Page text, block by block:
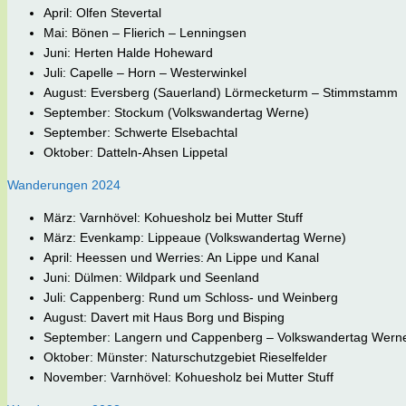
April: Olfen Stevertal
Mai: Bönen – Flierich – Lenningsen
Juni: Herten Halde Hoheward
Juli: Capelle – Horn – Westerwinkel
August: Eversberg (Sauerland) Lörmecketurm – Stimmstamm
September: Stockum (Volkswandertag Werne)
September: Schwerte Elsebachtal
Oktober: Datteln-Ahsen Lippetal
Wanderungen 2024
März: Varnhövel: Kohuesholz bei Mutter Stuff
März: Evenkamp: Lippeaue (Volkswandertag Werne)
April: Heessen und Werries: An Lippe und Kanal
Juni: Dülmen: Wildpark und Seenland
Juli: Cappenberg: Rund um Schloss- und Weinberg
August: Davert mit Haus Borg und Bisping
September: Langern und Cappenberg – Volkswandertag
Oktober: Münster: Naturschutzgebiet Rieselfelder
November: Varnhövel: Kohuesholz bei Mutter Stuff